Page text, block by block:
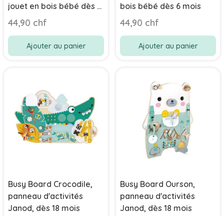
jouet en bois bébé dès 6
mois
44,90 chf
Ajouter au panier
bois bébé dès 6 mois
44,90 chf
Ajouter au panier
Busy Board Crocodile,
panneau d'activités
Janod, dès 18 mois
Busy Board Ourson,
panneau d'activités
Janod, dès 18 mois